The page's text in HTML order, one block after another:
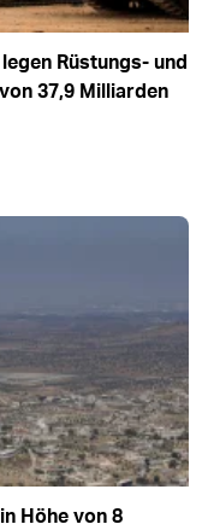
Rüstungs- und
37,9 Milliarden
Höhe von 8